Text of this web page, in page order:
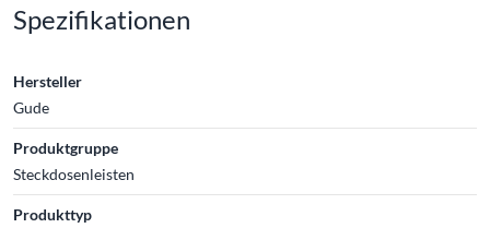
Spezifikationen
Hersteller
Gude
Produktgruppe
Steckdosenleisten
Produkttyp